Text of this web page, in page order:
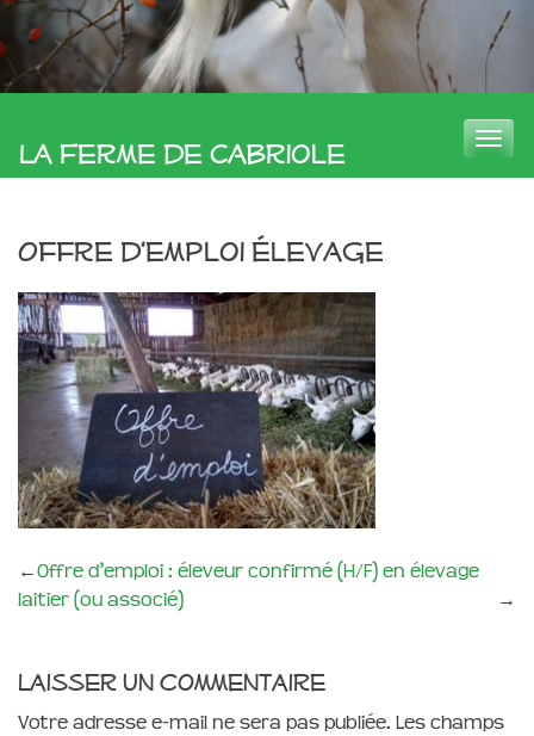
La Ferme de Cabriole
Toggle
Offre d’emploi élevage
←Offre d’emploi : éleveur confirmé (H/F) en élevage
laitier (ou associé)
→
Laisser un commentaire
Votre adresse e-mail ne sera pas publiée. Les champs